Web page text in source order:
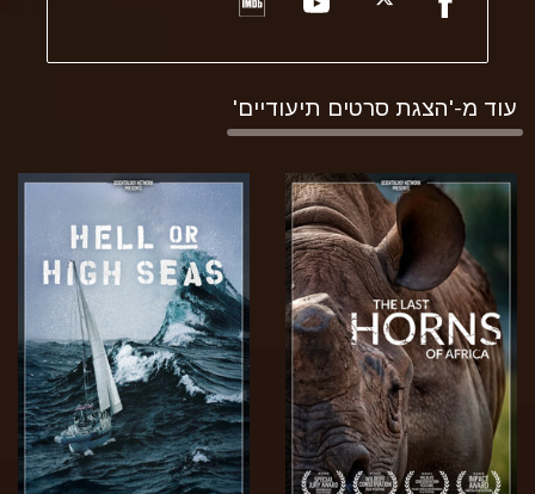
עוד מ-'הצגת סרטים תיעודיים'